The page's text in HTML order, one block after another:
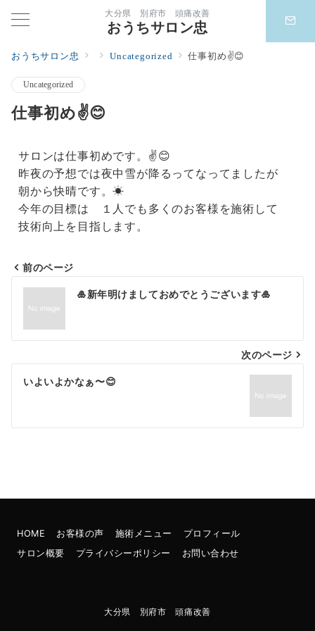
大分県 別府市 頭痛改善
おうちサロン忠
おうちサロン忠 Uncategorized 仕事初め✌️😊
Uncategorized
仕事初め✌️😊
サロンは仕事初めです。✌️😊
昨夜の予想では夜中雪が降るってなってましたが
朝から快晴です。☀
今年の目標は １人でも多くのお客様を施術して
技術向上を目指します。
前のページ
🎍新年明けましておめでとうございます🎍
次のページ
いよいよかなぁ〜😊
HOME お客様の声 施術メニュー
プロフィール
サロン概要
プライバシーポリシー お問い合わせ
大分県 別府市 頭痛改善